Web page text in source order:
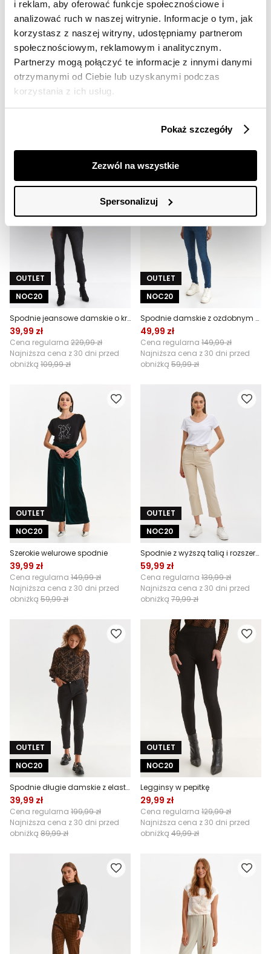
i reklam, aby oferować funkcje społecznościowe i
analizować ruch w naszej witrynie. Informacje o tym, jak
korzystasz z naszej witryny, udostępniamy partnerom
społecznościowym, reklamowym i analitycznym.
Partnerzy mogą połączyć te informacje z innymi danymi
otrzymanymi od Ciebie lub uzyskanymi podczas
korzystania z ich usług.
Pokaż szczegóły
Zezwól na wszystkie
Spersonalizuj
OUTLET
NOC20
Dzianinowe spodnie w panterkę
39,99 zł
Cena regularna169,99 zł
OUTLET
NOC20
Plisowane zielone spodnie
Cena regularna129,99 zł
obniżką69,99 zł
OUTLET
NOC20
Spodnie jeansowe damskie o kroju slim
39,99 zł
Cena regularna 229,99 zł
Najniższa cena z 30 dni przed
obniżką 109,99 zł
OUTLET
NOC20
Spodnie damskie z ozdobnym warkoczem
49,99 zł
Cena regularna 149,99 zł
Najniższa cena z 30 dni przed
obniżką 59,99 zł
OUTLET
NOC20
Szerokie welurowe spodnie
39,99 zł
Cena regularna 149,99 zł
Najniższa cena z 30 dni przed
obniżką 59,99 zł
OUTLET
NOC20
Spodnie z wyższą talią i rozszerzaną nogawką
59,99 zł
Cena regularna 139,99 zł
Najniższa cena z 30 dni przed
obniżką 79,99 zł
OUTLET
NOC20
Spodnie długie damskie z elastanem i wąskimi nogawkami
39,99 zł
Cena regularna 199,99 zł
Najniższa cena z 30 dni przed
obniżką 89,99 zł
OUTLET
NOC20
Legginsy w pepitkę
29,99 zł
Cena regularna 129,99 zł
Najniższa cena z 30 dni przed
obniżką 49,99 zł